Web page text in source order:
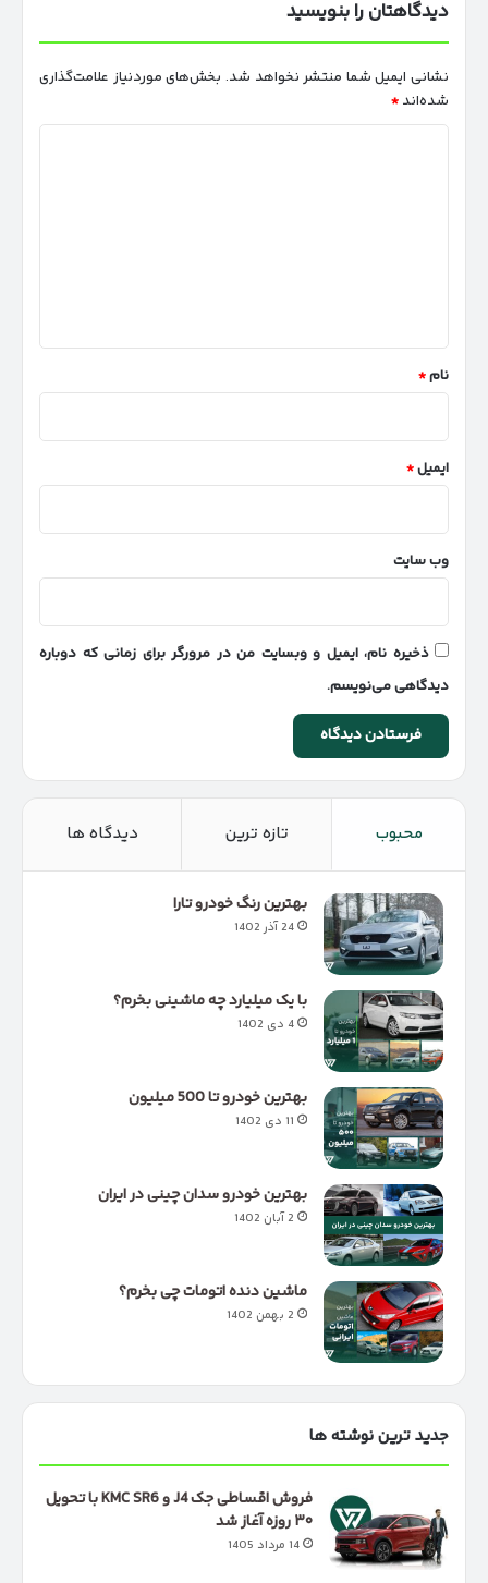
دیدگاهتان را بنویسید
نشانی ایمیل شما منتشر نخواهد شد. بخش‌های موردنیاز علامت‌گذاری
شده‌اند *
نام*
ایمیل*
وب‌ سایت
ذخیره نام، ایمیل و وبسایت من در مرورگر برای زمانی که دوباره
دیدگاهی می‌نویسم.
محبوب تازه ترین دیدگاه ها
بهترین رنگ خودرو تارا
24 آذر 1402
با یک میلیارد چه ماشینی بخرم؟
4 دی 1402
بهترین خودرو تا 500 میلیون
11 دی 1402
بهترین خودرو سدان چینی در ایران
2 آبان 1402
ماشین دنده اتومات چی بخرم؟
2 بهمن 1402
جدید ترین نوشته ها
فروش اقساطی جک J4 و KMC SR6 با تحویل
۳۰ روزه آغاز شد
14 مرداد 1405